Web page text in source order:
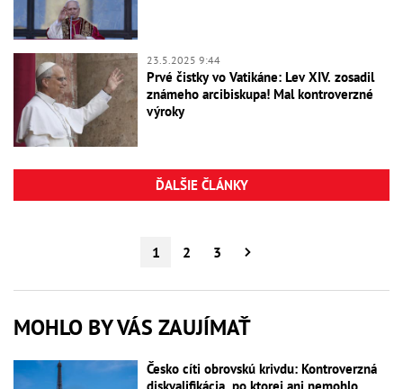
23.5.2025 9:44
Prvé čistky vo Vatikáne: Lev XIV. zosadil
známeho arcibiskupa! Mal kontroverzné
výroky
ĎALŠIE ČLÁNKY
1 2 3
MOHLO BY VÁS ZAUJÍMAŤ
Česko cíti obrovskú krivdu: Kontroverzná
diskvalifikácia, po ktorej ani nemohlo